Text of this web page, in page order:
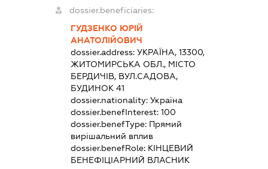
dossier.beneficiaries:
ГУДЗЕНКО ЮРІЙ
АНАТОЛІЙОВИЧ
dossier.address:УКРАЇНА, 13300,
ЖИТОМИРСЬКА ОБЛ., МІСТО
БЕРДИЧІВ, ВУЛ.САДОВА,
БУДИНОК 41
dossier.nationality:Україна
dossier.benefInterest:100
dossier.benefType: Прямий
вирішальний вплив
dossier.benefRole: КІНЦЕВИЙ
БЕНЕФІЦІАРНИЙ ВЛАСНИК